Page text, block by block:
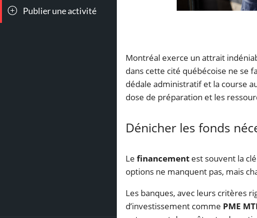
Publier une activité
Montréal exerce un attrait
dans cette cité québécoise ne se
dédale administratif et la course
dose de préparation et les
Dénicher les fonds
Le financement est souvent la
options ne manquent pas, mais
Les banques, avec leurs critères
d’investissement comme PME